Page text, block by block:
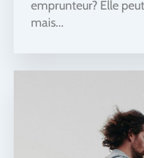
emprunteur? Elle
mais...